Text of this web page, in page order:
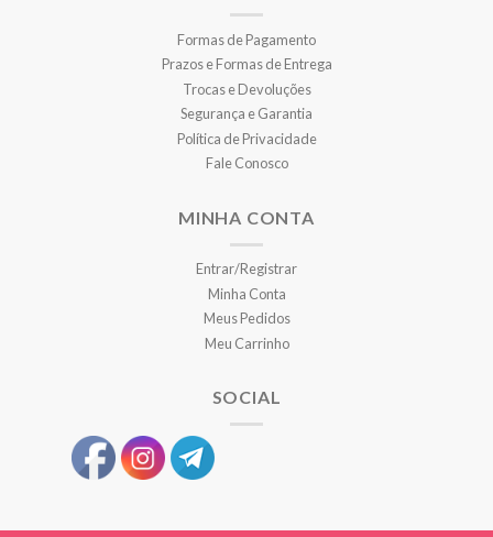
Formas de Pagamento
Prazos e Formas de Entrega
Trocas e Devoluções
Segurança e Garantia
Política de Privacidade
Fale Conosco
MINHA CONTA
Entrar/Registrar
Minha Conta
Meus Pedidos
Meu Carrinho
SOCIAL